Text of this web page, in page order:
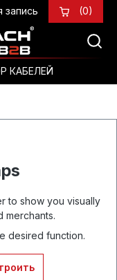
запись (0)
КАБЕЛЕЙ
to show you visually
merchants.
desired function.